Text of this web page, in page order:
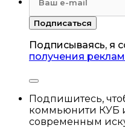
Подписываясь, я
получения
Подпишитесь,
коммьюнити КУБ
современным